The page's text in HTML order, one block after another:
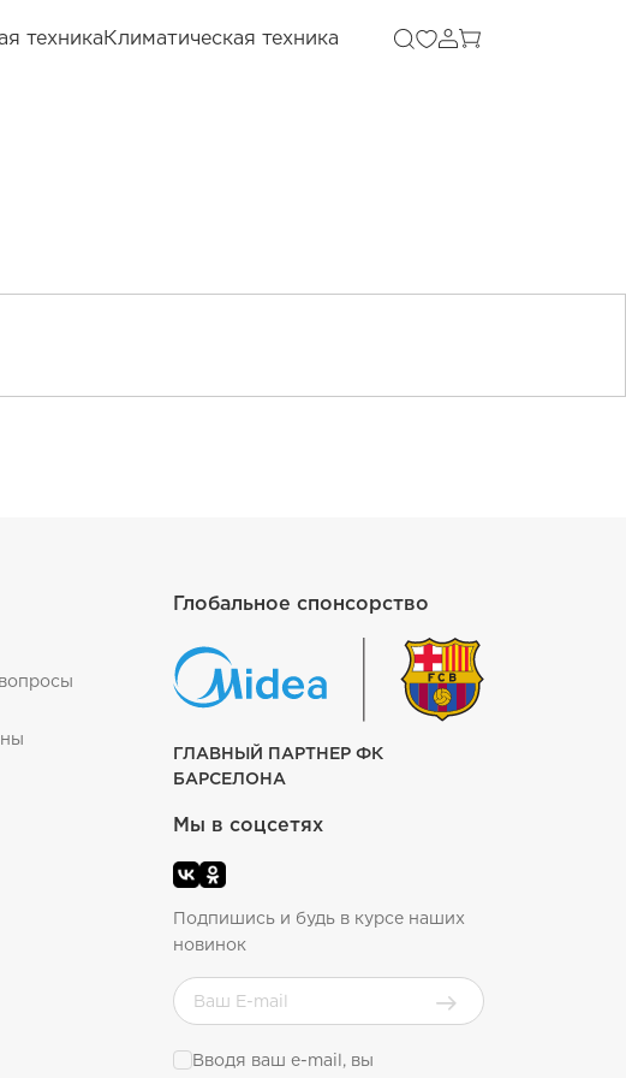
техникаКлиматическая техника
Глобальное спонсорство
ГЛАВНЫЙ ПАРТНЕР ФК
БАРСЕЛОНА
Мы в соцсетях
Подпишись и будь в курсе наших
новинок
Вводя ваш e-mail, вы